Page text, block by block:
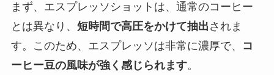
まず、エスプレッソショットは、通常のコーヒー
とは異なり、 短時間で高圧をかけて抽出 されま
す。このため、エスプレッソは非常に濃厚で、
コ
ーヒー豆の風味が強く感じられます。